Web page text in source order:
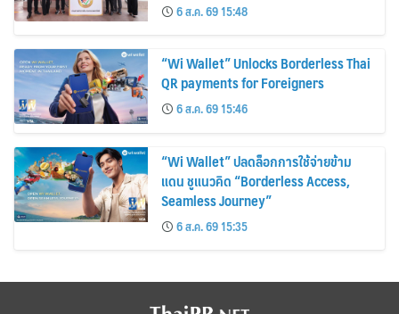
6 ส.ค. 69 15:48
“Wi Wallet” Unlocks Borderless Thai
QR payments for Foreigners
6 ส.ค. 69 15:46
“Wi Wallet” ปลดล็อกการใช้จ่ายข้าม
แดน ชูแนวคิด “Borderless Access,
Seamless Journey”
6 ส.ค. 69 15:35